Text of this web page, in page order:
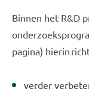
Binnen het R&D
pagina) hierin
verder